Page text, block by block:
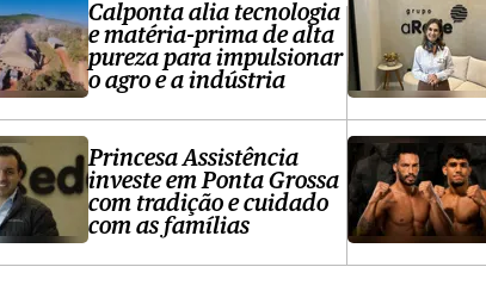
Calponta alia tecnologia
e matéria-prima de alta
pureza para impulsionar
o agro e a indústria
Princesa Assistência
investe em Ponta Grossa
com tradição e cuidado
com as famílias